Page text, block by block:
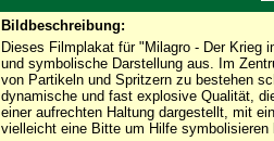
Bildbeschreibung:
Dieses Filmplakat für "Milagro - Der Krieg
und symbolische Darstellung aus. Im
von Partikeln und Spritzern zu bestehen
dynamische und fast explosive Qualität,
einer aufrechten Haltung dargestellt, mit
vielleicht eine Bitte um Hilfe symbolisieren